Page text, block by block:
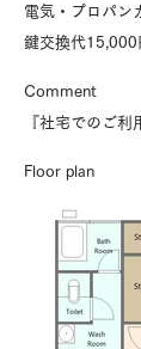
電気・プロパン
鍵交換代15,000
​Comment
『社宅でのご利
Floor plan